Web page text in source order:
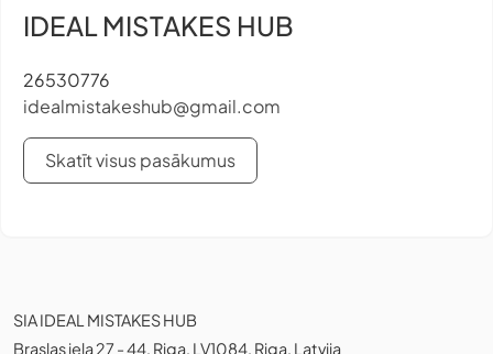
IDEAL MISTAKES HUB
26530776
idealmistakeshub@gmail.com
Skatīt visus pasākumus
SIA IDEAL MISTAKES HUB
Braslas iela 27 - 44, Riga, LV1084, Riga, Latvija